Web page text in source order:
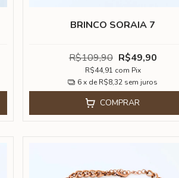
BRINCO SORAIA 7
R$109,90 R$49,90
R$44,91 com Pix
6 x de R$8,32 sem juros
COMPRAR